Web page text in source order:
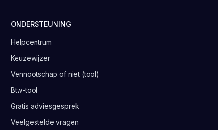
ONDERSTEUNING
Helpcentrum
Keuzewijzer
Vennootschap of niet (tool)
Btw-tool
Gratis adviesgesprek
Veelgestelde vragen